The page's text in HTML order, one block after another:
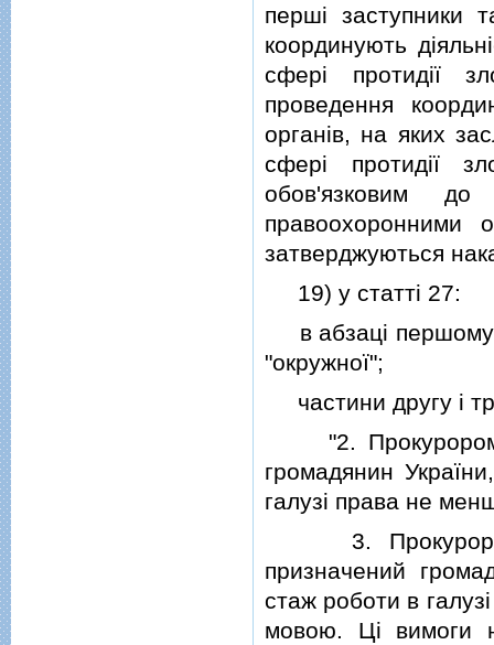
першi заступники
координують
сферi протидiї
проведення
органiв, на яких
сферi протидiї
обов'язковим
правоохоронними
затверджуються
19) у статтi 27:
в абзацi першому
"окружної";
частини другу i
"2. Прокурором
громадянин
галузi права не
3. Прокурором
призначений
стаж роботи в
мовою. Цi вимоги